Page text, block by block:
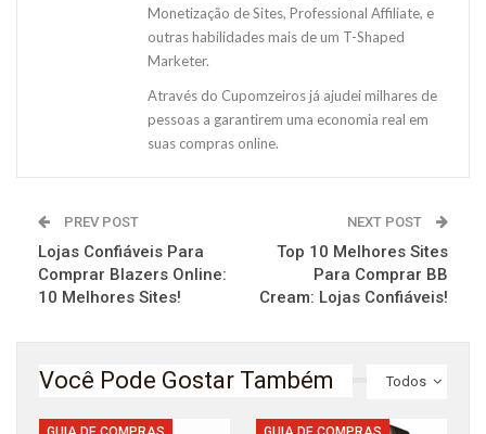
Monetização de Sites, Professional Affiliate, e
outras habilidades mais de um T-Shaped
Marketer.
Através do Cupomzeiros já ajudei milhares de
pessoas a garantirem uma economia real em
suas compras online.
PREV POST
Lojas Confiáveis Para
Comprar Blazers Online:
10 Melhores Sites!
NEXT POST
Top 10 Melhores Sites
Para Comprar BB
Cream: Lojas Confiáveis!
Todos
Você Pode Gostar Também